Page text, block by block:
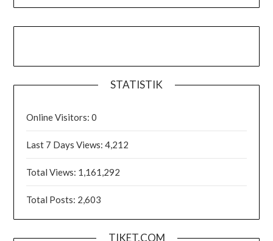
STATISTIK
Online Visitors:0
Last 7 Days Views:4,212
Total Views: 1,161,292
Total Posts: 2,603
TIKET.COM